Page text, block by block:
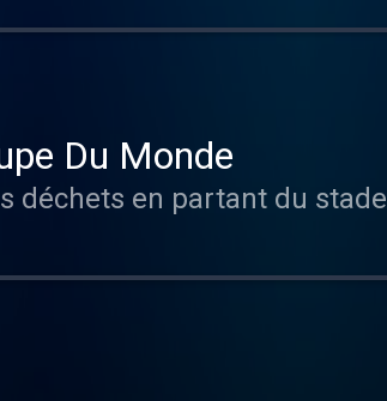
Du Monde
déchets en partant du stade